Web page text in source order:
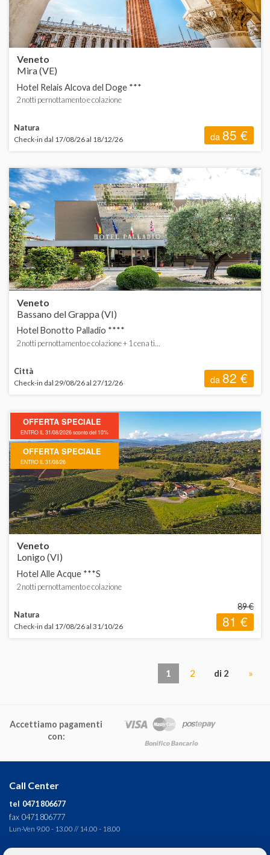
Veneto
Mira (VE)
Hotel Relais Alcova del Doge ***
2 notti pernottamento e colazione
Natura
Check-in dal 17/08/26 al 18/12/26 da85 €
Veneto
Bassano del Grappa (VI)
Hotel Bonotto Palladio ****
2 notti pernottamento e colazione + 1 cena ti...
Città
Check-in dal 29/08/26 al 27/12/26 da82 €
OFFERTA SPECIALE
ENTRO IL 31/08/2026 sconto del 10%
OFFERTA SPECIALE
ENTRO IL 31/08/26
Veneto
Lonigo (VI)
Hotel Alle Acque ***S
2 notti pernottamento e colazione
Natura
Check-in dal 17/08/26 al 31/10/26
89 €
81 €
1 2 di 2 »
Accettiamo pagamenti
con:
Call Center
tel 0471 806677
fax 0471 806777
Lun-Ven 9.00 - 13.00 // 14.00 - 18.00